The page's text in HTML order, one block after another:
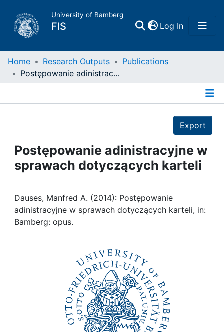
University of Bamberg
FIS Log In(current)
Home
Projects
People
Institutions
Awards
Home Research Outputs
Publications
Postępowanie adinistracyjne w sprawach dotyczących karteli
Export
Postępowanie adinistracyjne w
sprawach dotyczących karteli
Dauses, Manfred A. (2014): Postępowanie
adinistracyjne w sprawach dotyczących karteli, in:
Bamberg: opus.